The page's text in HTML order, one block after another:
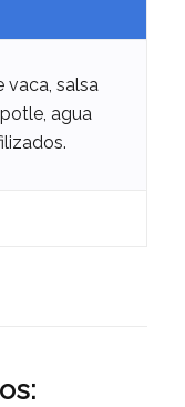
vaca, salsa
agua